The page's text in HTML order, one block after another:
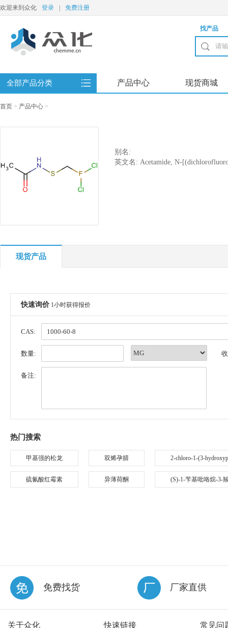
欢迎来到众化 登录 免费注册
找产品
全部产品分类 产品中心 现货商城
首页 > 产品中心 >
别名:
英文名: Acetamide, N-
现货产品
快速询价 1小时获得报价
CAS:
数量:
备注:
热门搜索
甲基强的松龙 双烯孕腈 2-chloro-1-(3-
硫氰酸红霉素 异薄荷酮 (S)-1-苄基吡咯烷-3-
免费找货 厂家直供
关于众化 快速链接 常见问